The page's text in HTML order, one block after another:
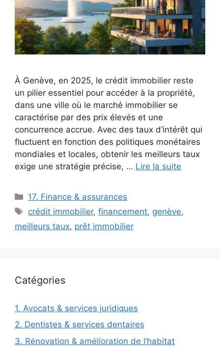
À Genève, en 2025, le crédit immobilier reste
un pilier essentiel pour accéder à la propriété,
dans une ville où le marché immobilier se
caractérise par des prix élevés et une
concurrence accrue. Avec des taux d’intérêt qui
fluctuent en fonction des politiques monétaires
mondiales et locales, obtenir les meilleurs taux
exige une stratégie précise, … Lire la suite
Catégories
17. Finance & assurances
Étiquettes
crédit immobilier,financement, genève,
meilleurs taux, prêt immobilier
Catégories
1. Avocats & services juridiques
2. Dentistes & services dentaires
3. Rénovation & amélioration de l’habitat